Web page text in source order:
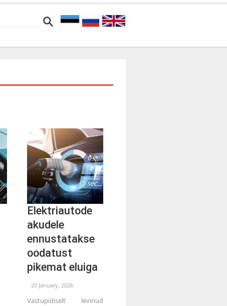
Elektriautode
akudele
ennustatakse
oodatust
pikemat eluiga
20 January, 2026
Vastupidiselt levinud